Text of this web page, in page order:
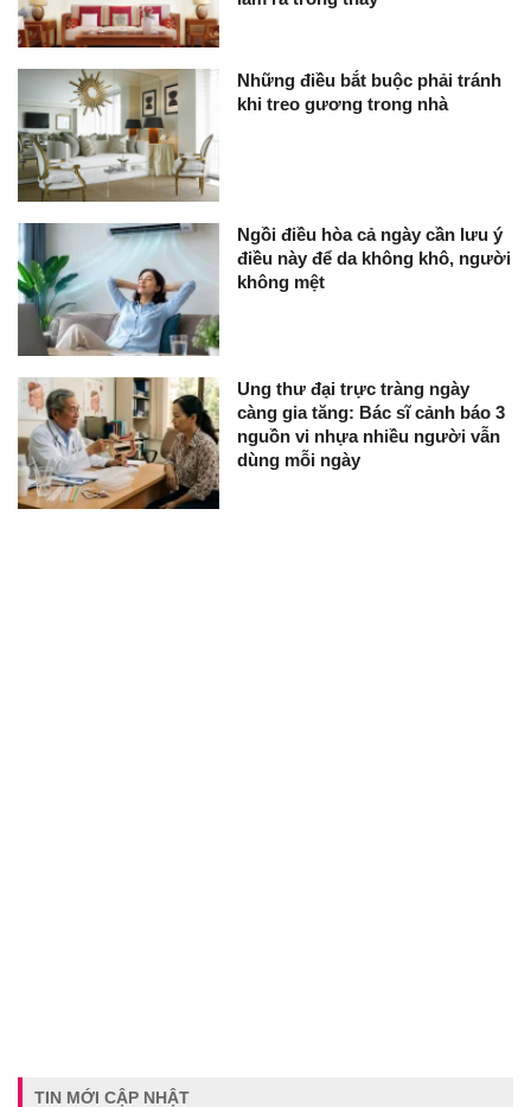
Những điều bắt buộc phải tránh
khi treo gương trong nhà
Ngồi điều hòa cả ngày cần lưu ý
điều này để da không khô, người
không mệt
Ung thư đại trực tràng ngày
càng gia tăng: Bác sĩ cảnh báo 3
nguồn vi nhựa nhiều người vẫn
dùng mỗi ngày
TIN MỚI CẬP NHẬT